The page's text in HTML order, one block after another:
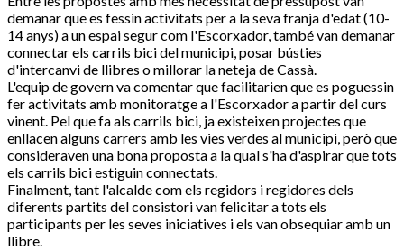
demanar que es fessin activitats per a la seva franja d'edat (10-
14 anys) a un espai segur com l'Escorxador, també van demanar
connectar els carrils bici del municipi, posar bústies
d'intercanvi de llibres o millorar la neteja de Cassà.
L'equip de govern va comentar que facilitarien que es poguessin
fer activitats amb monitoratge a l'Escorxador a partir del curs
vinent. Pel que fa als carrils bici, ja existeixen projectes que
enllacen alguns carrers amb les vies verdes al municipi, però que
consideraven una bona proposta a la qual s'ha d'aspirar que tots
els carrils bici estiguin connectats.
Finalment, tant l'alcalde com els regidors i regidores dels
diferents partits del consistori van felicitar a tots els
participants per les seves iniciatives i els van obsequiar amb un
llibre.